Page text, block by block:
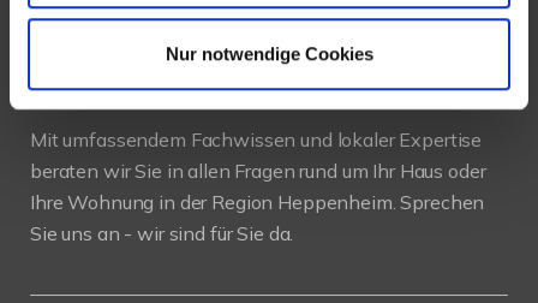
Nur notwendige Cookies
Als kompetenterImmobilienmakler in Heppenheim
stehen wir Ihnen beim Verkauf und bei der Vermietung
Mit umfassendem Fachwissen und lokaler Expertise
beraten wir Sie in allen Fragen rund um Ihr Haus oder
Ihre Wohnung in der Region Heppenheim. Sprechen
Sie uns an - wir sind für Sie da.